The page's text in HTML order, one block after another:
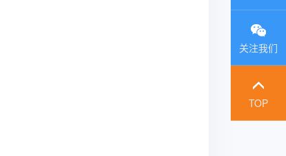
关注我们
TOP